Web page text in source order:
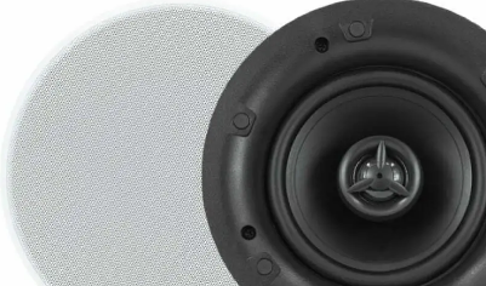
فرم معرفی برقکار
پنل ثبت پروژه ویژه کارکنان
پنل ثبت قراردادهای سازمانی پرسنل